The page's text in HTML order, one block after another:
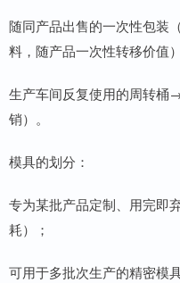
随同产品出售的一次性包装
料，随产品一次性转移价值
生产车间反复使用的周转桶
销）。
模具的划分：
专为某批产品定制、用完即
耗）；
可用于多批次生产的精密模